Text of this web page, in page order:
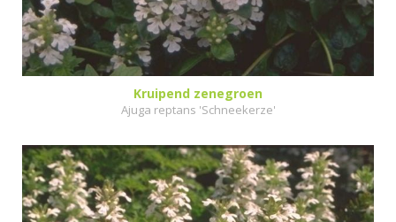
Kruipend zenegroen
Ajuga reptans 'Schneekerze'